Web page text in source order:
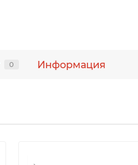
0 Информация